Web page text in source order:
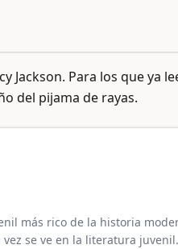
Jackson. Para los que ya
del pijama de rayas.
más rico de la historia
se ve en la literatura juvenil.